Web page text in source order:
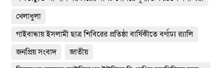
খেলাধুলা
গাইবান্ধায় ইসলামী ছাত্র শিবিরের প্রতিষ্ঠা বার্ষিকীতে বর্ণাঢ্য র‌্যালি
জনপ্রিয় সংবাদ
জাতীয়